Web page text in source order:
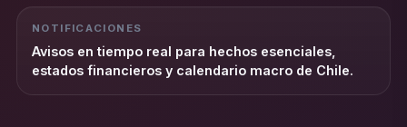
NOTIFICACIONES
Avisos en tiempo real para hechos esenciales,
estados financieros y calendario macro de Chile.